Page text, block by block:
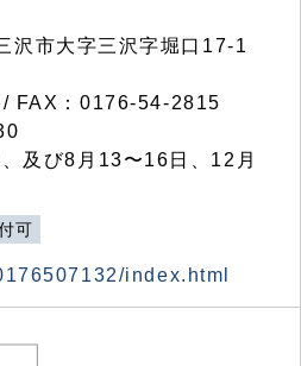
市大字三沢字堀口17-1
FAX：0176-54-2815
及び8月13〜16日、12月
可
index.html